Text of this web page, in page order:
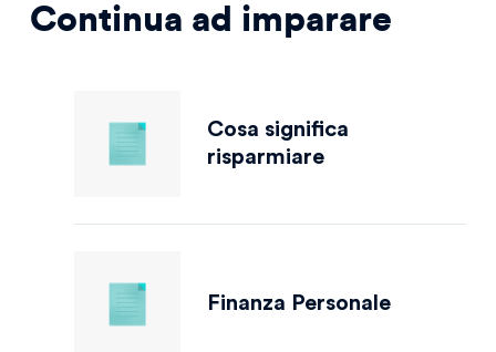
Continua ad imparare
Cosa significa
risparmiare
Finanza Personale